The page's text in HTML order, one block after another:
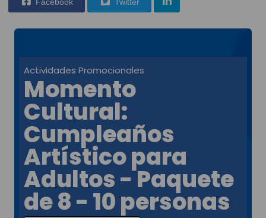
Actividades Promocionales
Momento
Cultural:
Cumpleaños
Artístico para
Adultos - Paquete
de 8 - 10 personas